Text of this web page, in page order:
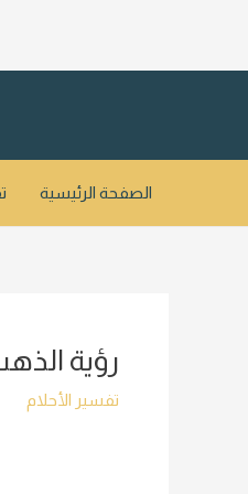
الصفحة الرئيسية
رؤية
تفسير الأحلام